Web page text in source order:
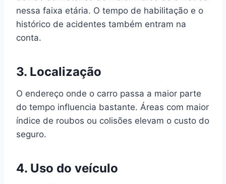
nessa faixa etária. O tempo de habilitação e o
histórico de acidentes também entram na
conta.
3. Localização
O endereço onde o carro passa a maior parte
do tempo influencia bastante. Áreas com maior
índice de roubos ou colisões elevam o custo do
seguro.
4. Uso do veículo